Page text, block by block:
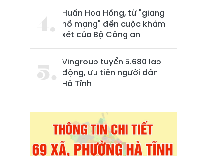
Huấn Hoa Hồng, từ "giang
hồ mạng" đến cuộc khám
xét của Bộ Công an
Vingroup tuyển 5.680 lao
động, ưu tiên người dân
Hà Tĩnh